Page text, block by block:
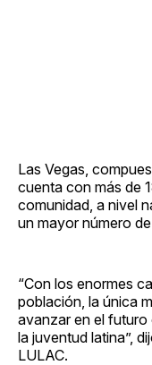
Las Vegas,
cuenta con más de
comunidad, a nivel
un mayor número
“Con los enormes
población, la única
avanzar en el futuro
la juventud latina”,
LULAC.